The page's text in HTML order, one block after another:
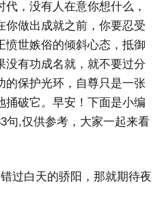
，没有人在意你想什么，
你做出成就之前，你要忍受
愤世嫉俗的倾斜心态，抵御
没有功成名就，就不要过分
的保护光环，自尊只是一张
捅破它。早安！下面是小编
句,仅供参考，大家一起来看
过白天的骄阳，那就期待夜